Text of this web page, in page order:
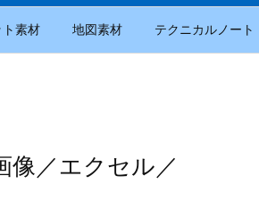
素材 地図素材 テクニカルノート
像／エクセル／